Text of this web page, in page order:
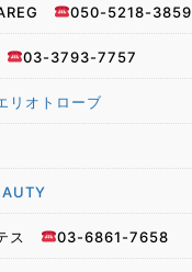
050-5218-3859
03-3793-7757
リオトローブ
ス 03-6861-7658